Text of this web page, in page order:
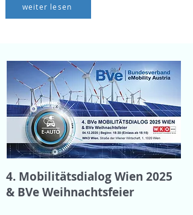
weiter lesen
4. Mobilitätsdialog Wien 2025
& BVe Weihnachtsfeier